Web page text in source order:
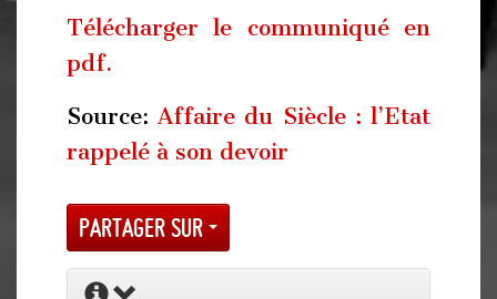
Télécharger le communiqué en
pdf.
Source: Affaire du Siècle : l’Etat
rappelé à son devoir
Partager sur